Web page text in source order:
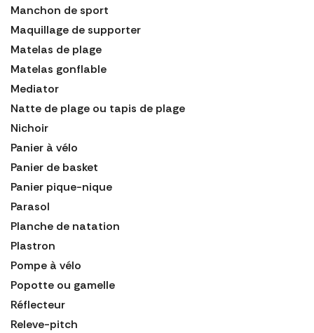
Manchon de sport
Maquillage de supporter
Matelas de plage
Matelas gonflable
Mediator
Natte de plage ou tapis de plage
Nichoir
Panier à vélo
Panier de basket
Panier pique-nique
Parasol
Planche de natation
Plastron
Pompe à vélo
Popotte ou gamelle
Réflecteur
Releve-pitch